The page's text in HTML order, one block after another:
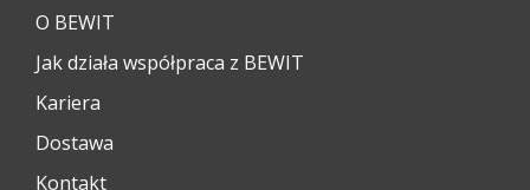
O BEWIT
Jak działa współpraca z BEWIT
Kariera
Dostawa
Kontakt